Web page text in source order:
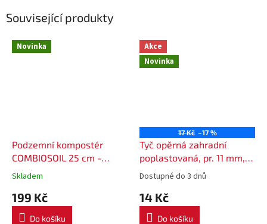
Související produkty
Novinka
Podzemní kompostér
COMBIOSOIL 25 cm -
barva černá
Skladem
199 Kč
Do košíku
Akce
Novinka
17 Kč –17 %
Tyč opěrná zahradní
poplastovaná, pr. 11 mm,
délka 120 cm
Dostupné do 3 dnů
14 Kč
Do košíku